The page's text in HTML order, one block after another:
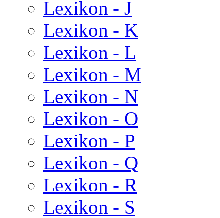
Lexikon - J
Lexikon - K
Lexikon - L
Lexikon - M
Lexikon - N
Lexikon - O
Lexikon - P
Lexikon - Q
Lexikon - R
Lexikon - S